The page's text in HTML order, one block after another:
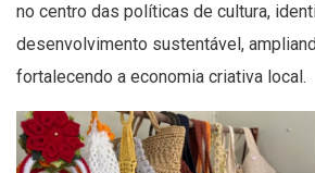
no centro das políticas de cultura,
desenvolvimento sustentável,
fortalecendo a economia criativa local.